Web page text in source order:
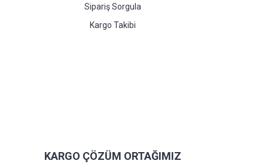
Sipariş Sorgula
Kargo Takibi
KARGO ÇÖZÜM ORTAĞIMIZ